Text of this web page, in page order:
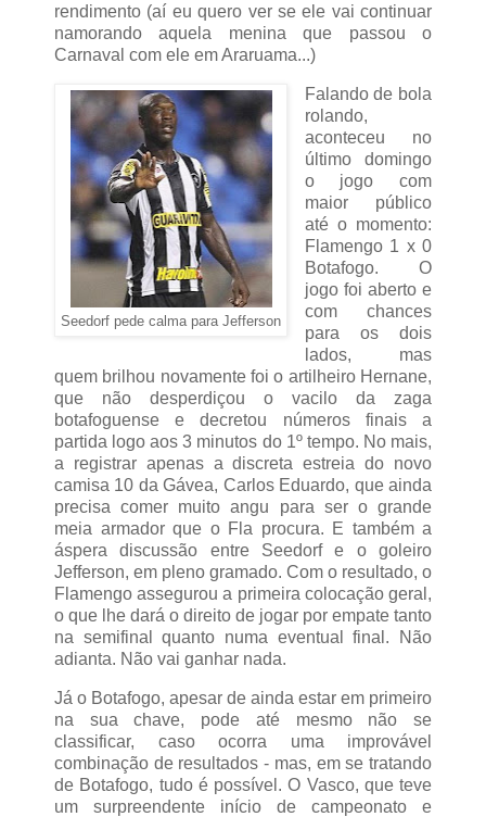
rendimento (aí eu quero ver se ele vai continuar
namorando aquela menina que passou o
Carnaval com ele em Araruama...)
Seedorf pede calma para Jefferson
Falando de bola
rolando,
aconteceu no
último domingo
o jogo com
maior público
até o momento:
Flamengo 1 x 0
Botafogo. O
jogo foi aberto e
com chances
para os dois
lados, mas
quem brilhou novamente foi o artilheiro Hernane,
que não desperdiçou o vacilo da zaga
botafoguense e decretou números finais a
partida logo aos 3 minutos do 1º tempo. No mais,
a registrar apenas a discreta estreia do novo
camisa 10 da Gávea, Carlos Eduardo, que ainda
precisa comer muito angu para ser o grande
meia armador que o Fla procura. E também a
áspera discussão entre Seedorf e o goleiro
Jefferson, em pleno gramado. Com o resultado, o
Flamengo assegurou a primeira colocação geral,
o que lhe dará o direito de jogar por empate tanto
na semifinal quanto numa eventual final. Não
adianta. Não vai ganhar nada.
Já o Botafogo, apesar de ainda estar em primeiro
na sua chave, pode até mesmo não se
classificar, caso ocorra uma improvável
combinação de resultados - mas, em se tratando
de Botafogo, tudo é possível. O Vasco, que teve
um surpreendente início de campeonato e